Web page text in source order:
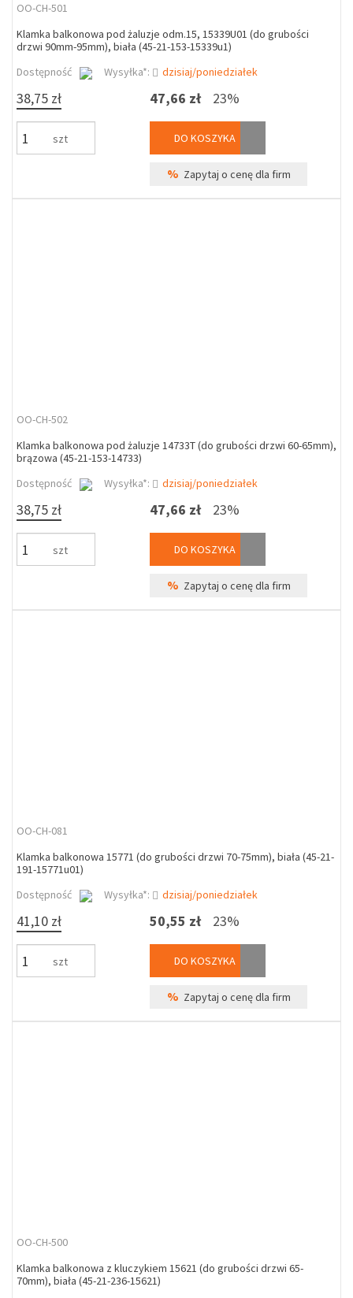
OO-CH-501
Klamka balkonowa pod żaluzje odm.15, 15339U01 (do grubości
drzwi 90mm-95mm), biała (45-21-153-15339u1)
Dostępność
Wysyłka*: dzisiaj/poniedziałek
38,75 zł
szt
47,66 zł 23%
DO KOSZYKA
% Zapytaj o cenę dla firm
OO-CH-502
Klamka balkonowa pod żaluzje 14733T (do grubości drzwi 60-65mm),
brązowa (45-21-153-14733)
Dostępność
Wysyłka*: dzisiaj/poniedziałek
38,75 zł
szt
47,66 zł 23%
DO KOSZYKA
% Zapytaj o cenę dla firm
OO-CH-081
Klamka balkonowa 15771 (do grubości drzwi 70-75mm), biała (45-21-
191-15771u01)
Dostępność
Wysyłka*: dzisiaj/poniedziałek
41,10 zł
szt
50,55 zł 23%
DO KOSZYKA
% Zapytaj o cenę dla firm
OO-CH-500
Klamka balkonowa z kluczykiem 15621 (do grubości drzwi 65-
70mm), biała (45-21-236-15621)